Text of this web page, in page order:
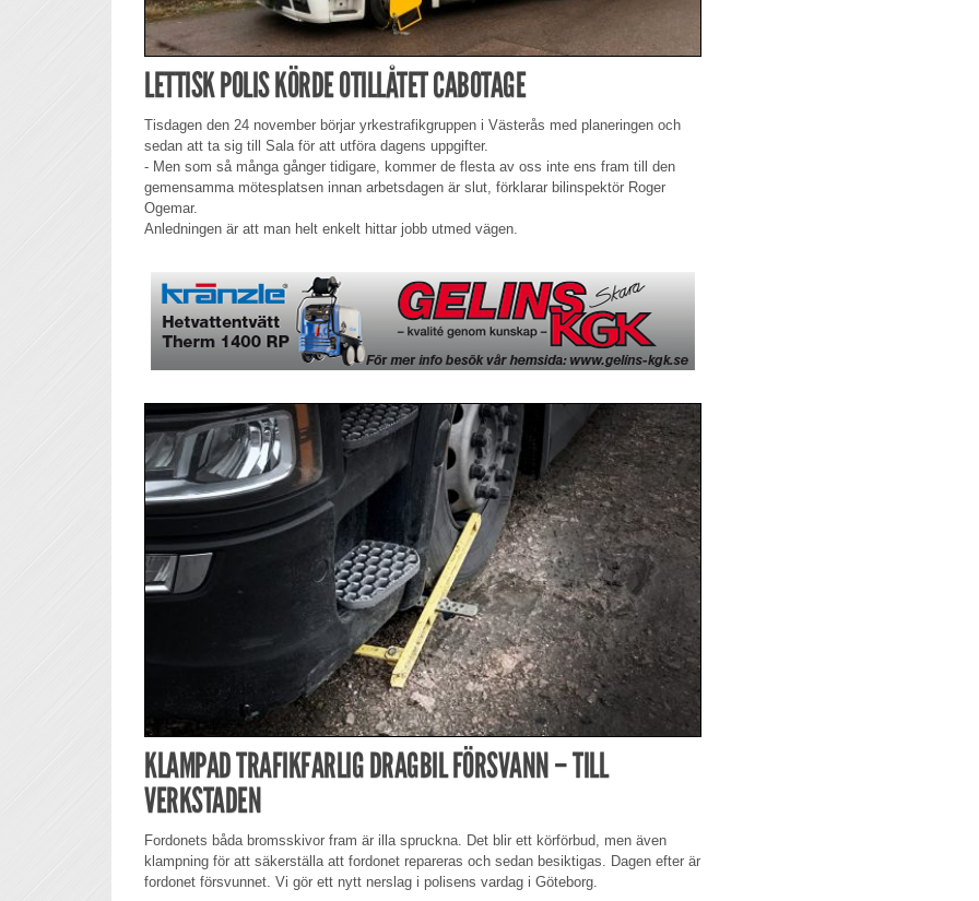
LETTISK POLIS KÖRDE OTILLÅTET CABOTAGE
Tisdagen den 24 november börjar yrkestrafikgruppen i Västerås med planeringen och
sedan att ta sig till Sala för att utföra dagens uppgifter.
- Men som så många gånger tidigare, kommer de flesta av oss inte ens fram till den
gemensamma mötesplatsen innan arbetsdagen är slut, förklarar bilinspektör Roger
Ogemar.
Anledningen är att man helt enkelt hittar jobb utmed vägen.
KLAMPAD TRAFIKFARLIG DRAGBIL FÖRSVANN – TILL
VERKSTADEN
Fordonets båda bromsskivor fram är illa spruckna. Det blir ett körförbud, men även
klampning för att säkerställa att fordonet repareras och sedan besiktigas. Dagen efter är
fordonet försvunnet. Vi gör ett nytt nerslag i polisens vardag i Göteborg.